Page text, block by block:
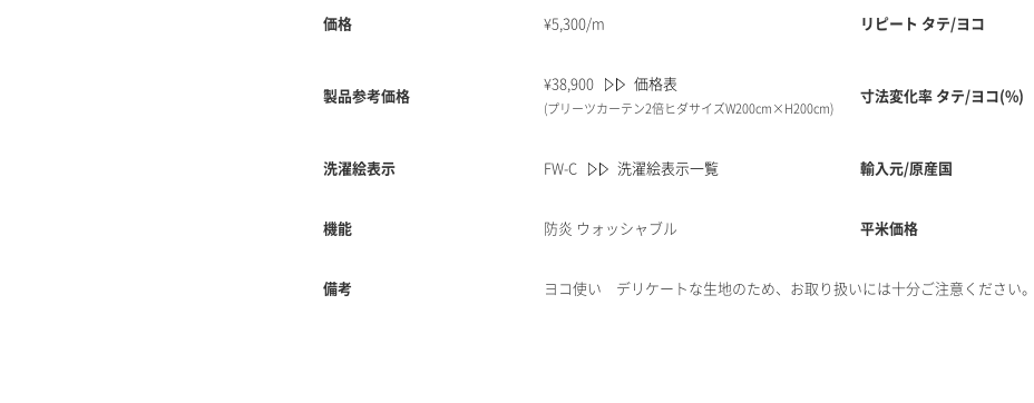
価格 ¥5,300/m リピート タテ/ヨコ
製品参考価格
¥38,900 価格表
(プリーツカーテン2倍ヒダサイズW200cm×H200cm)
寸法変化率 タテ/ヨコ(%)
洗濯絵表示 FW-C 洗濯絵表示一覧 輸入元/原産国
機能 防炎 ウォッシャブル 平米価格
備考 ヨコ使い デリケートな生地のため、お取り扱いには十分ご注意ください。